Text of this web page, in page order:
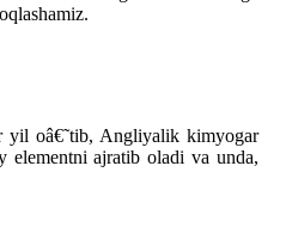
yil oâ€˜tib, Angliyalik kimyogar
elementni ajratib oladi va unda,